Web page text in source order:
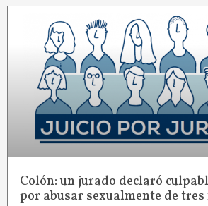
Colón: un jurado declaró
por abusar sexualmente de tres